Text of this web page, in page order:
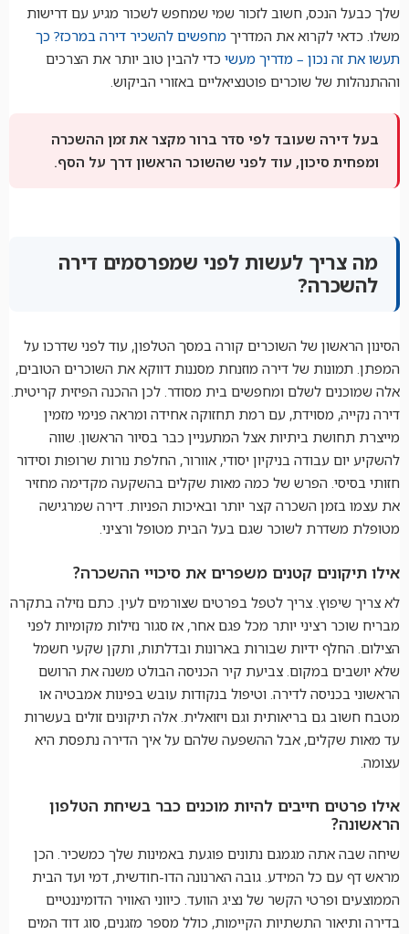
שלך כבעל הנכס, חשוב לזכור שמי שמחפש לשכור מגיע עם דרישות
משלו. כדאי לקרוא את המדריך מחפשים להשכיר דירה במרכז? כך
תעשו את זה נכון – מדריך מעשי כדי להבין טוב יותר את הצרכים
וההתנהלות של שוכרים פוטנציאליים באזורי הביקוש.
בעל דירה שעובד לפי סדר ברור מקצר את זמן ההשכרה
ומפחית סיכון, עוד לפני שהשוכר הראשון דרך על הסף.
מה צריך לעשות לפני שמפרסמים דירה
להשכרה?
הסינון הראשון של השוכרים קורה במסך הטלפון, עוד לפני שדרכו על
המפתן. תמונות של דירה מוזנחת מסננות דווקא את השוכרים הטובים,
אלה שמוכנים לשלם ומחפשים בית מסודר. לכן ההכנה הפיזית קריטית.
דירה נקייה, מסוידת, עם רמת תחזוקה אחידה ומראה פנימי מזמין
מייצרת תחושת ביתיות אצל המתעניין כבר בסיור הראשון. שווה
להשקיע יום עבודה בניקיון יסודי, אוורור, החלפת נורות שרופות וסידור
חזותי בסיסי. הפרש של כמה מאות שקלים בהשקעה מקדימה מחזיר
את עצמו בזמן השכרה קצר יותר ובאיכות הפניות. דירה שמרגישה
מטופלת משדרת לשוכר שגם בעל הבית מטופל ורציני.
אילו תיקונים קטנים משפרים את סיכויי ההשכרה?
לא צריך שיפוץ. צריך לטפל בפרטים שצורמים לעין. כתם נזילה בתקרה
מבריח שוכר רציני יותר מכל פגם אחר, אז סגור נזילות מקומיות לפני
הצילום. החלף ידיות שבורות בארונות ובדלתות, ותקן שקעי חשמל
שלא יושבים במקום. צביעת קיר הכניסה הבולט משנה את הרושם
הראשוני בכניסה לדירה. וטיפול בנקודות עובש בפינות אמבטיה או
מטבח חשוב גם בריאותית וגם ויזואלית. אלה תיקונים זולים בעשרות
עד מאות שקלים, אבל ההשפעה שלהם על איך הדירה נתפסת היא
עצומה.
אילו פרטים חייבים להיות מוכנים כבר בשיחת הטלפון
הראשונה?
שיחה שבה אתה מגמגם נתונים פוגעת באמינות שלך כמשכיר. הכן
מראש דף עם כל המידע. גובה הארנונה הדו-חודשית, דמי ועד הבית
הממוצעים ופרטי הקשר של נציג הוועד. כיווני האוויר הדומיננטיים
בדירה ותיאור התשתיות הקיימות, כולל מספר מזגנים, סוג דוד המים